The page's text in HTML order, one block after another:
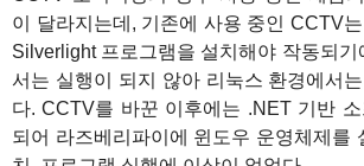
이 달라지는데, 기존에 사용 중인 CCTV
Silverlight 프로그램을 설치해야 작동되기
서는 실행이 되지 않아 리눅스 환경에서
다. CCTV를 바꾼 이후에는 .NET 기반 소
되어 라즈베리파이에 윈도우 운영체제를